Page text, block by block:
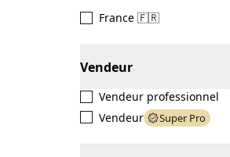
France 🇫🇷
Vendeur
Vendeur professionnel
Vendeur
Super Pro